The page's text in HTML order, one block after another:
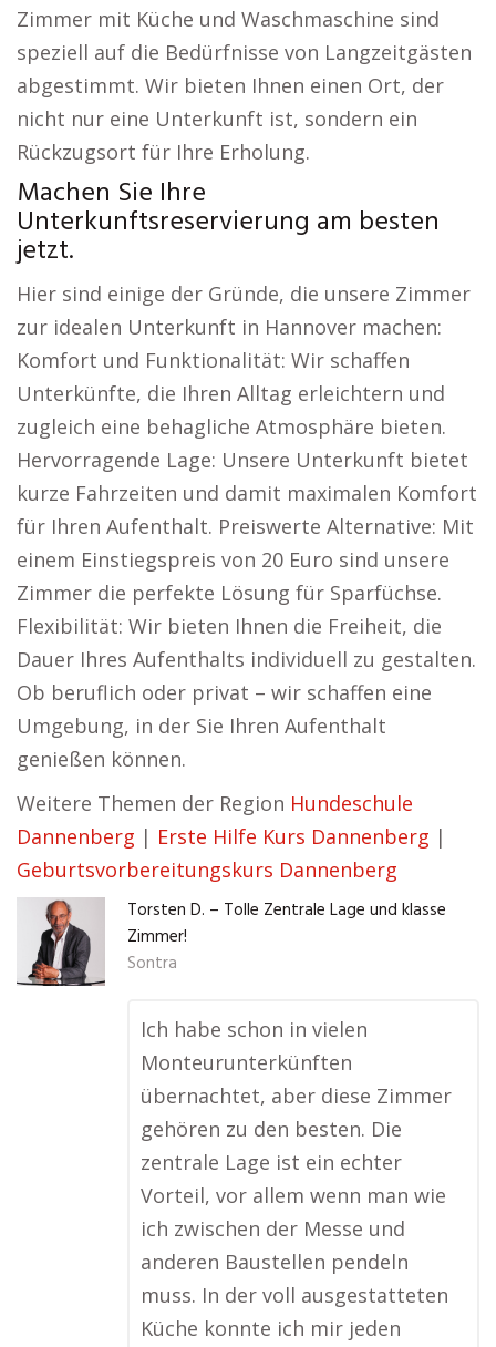
Zimmer mit Küche und Waschmaschine sind
speziell auf die Bedürfnisse von Langzeitgästen
abgestimmt. Wir bieten Ihnen einen Ort, der
nicht nur eine Unterkunft ist, sondern ein
Rückzugsort für Ihre Erholung.
Machen Sie Ihre
Unterkunftsreservierung am besten
jetzt.
Hier sind einige der Gründe, die unsere Zimmer
zur idealen Unterkunft in Hannover machen:
Komfort und Funktionalität: Wir schaffen
Unterkünfte, die Ihren Alltag erleichtern und
zugleich eine behagliche Atmosphäre bieten.
Hervorragende Lage: Unsere Unterkunft bietet
kurze Fahrzeiten und damit maximalen Komfort
für Ihren Aufenthalt. Preiswerte Alternative: Mit
einem Einstiegspreis von 20 Euro sind unsere
Zimmer die perfekte Lösung für Sparfüchse.
Flexibilität: Wir bieten Ihnen die Freiheit, die
Dauer Ihres Aufenthalts individuell zu gestalten.
Ob beruflich oder privat – wir schaffen eine
Umgebung, in der Sie Ihren Aufenthalt
genießen können.
Weitere Themen der Region Hundeschule
Dannenberg | Erste Hilfe Kurs Dannenberg |
Geburtsvorbereitungskurs Dannenberg
Torsten D. – Tolle Zentrale Lage und klasse
Zimmer!
Sontra
Ich habe schon in vielen
Monteurunterkünften
übernachtet, aber diese Zimmer
gehören zu den besten. Die
zentrale Lage ist ein echter
Vorteil, vor allem wenn man wie
ich zwischen der Messe und
anderen Baustellen pendeln
muss. In der voll ausgestatteten
Küche konnte ich mir jeden